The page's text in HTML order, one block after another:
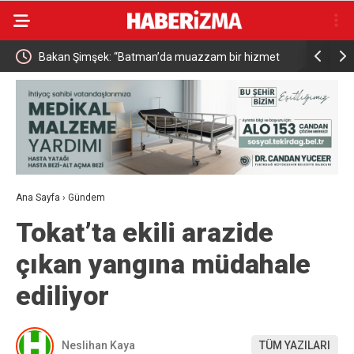
Bakan Şimşek: “Batman’da muazzam bir hizmet
fırtınası var”
Resul
Ana Sayfa › Gündem
Tokat’ta ekili arazide
çıkan yangına müdahale
ediliyor
Neslihan Kaya TÜM YAZILARI